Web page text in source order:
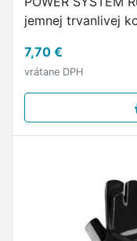
jemnej trvanlivej
7,70 €
vrátane DPH